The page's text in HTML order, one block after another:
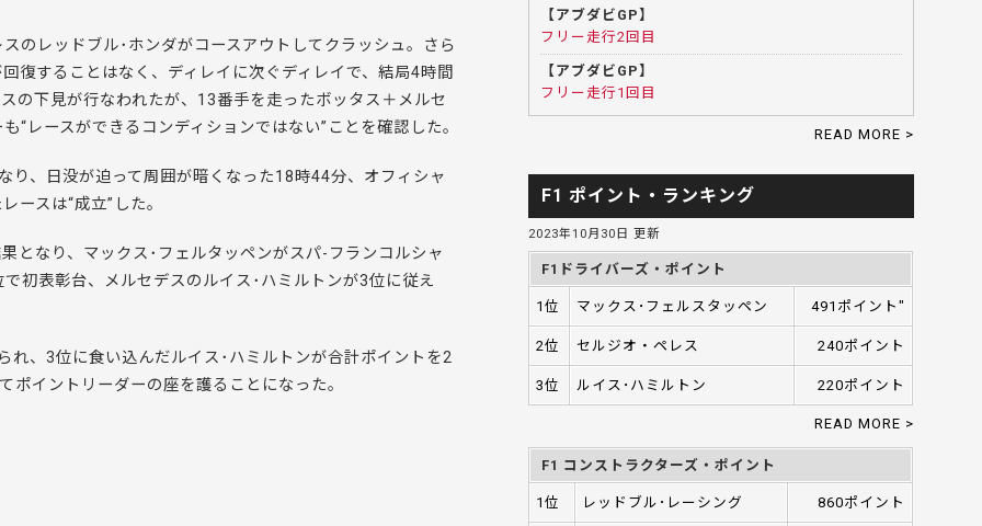
のレッドブル･ホンダがコースアウトしてクラッシュ。さら
復することはなく、ディレイに次ぐディレイで、結局4時間
の下見が行なわれたが、13番手を走ったボッタス＋メルセ
レースができるコンディションではない”ことを確認した。
、日没が迫って周囲が暗くなった18時44分、オフィシャ
ースは“成立”した。
となり、マックス･フェルタッペンがスパ-フランコルシャ
初表彰台、メルセデスのルイス･ハミルトンが3位に従え
、3位に食い込んだルイス･ハミルトンが合計ポイントを2
イントリーダーの座を護ることになった。
【アブダビGP】
フリー走行2回目
【アブダビGP】
フリー走行1回目
READ MORE >
F1 ポイント・ランキング
2023年10月30日 更新
F1ドライバーズ・ポイント
1位 マックス･フェルスタッペン 491ポイント"
2位 セルジオ・ペレス 240ポイント
3位 ルイス･ハミルトン 220ポイント
READ MORE >
F1 コンストラクターズ・ポイント
1位 レッドブル･レーシング 860ポイント